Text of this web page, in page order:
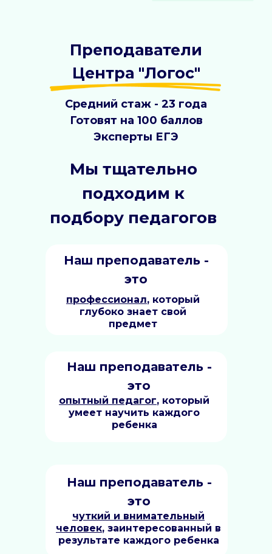
Преподаватели
Центра "Логос"
Средний стаж - 23 года
Готовят на 100 баллов
Эксперты ЕГЭ
Наш преподаватель -
это
профессионал, который
глубоко знает свой
предмет
Наш преподаватель -
это
опытный педагог, который
умеет научить каждого
ребенка
Наш преподаватель -
это
чуткий и внимательный
человек, заинтересованный в
результате каждого ребенка
Мы тщательно
подходим к
подбору педагогов